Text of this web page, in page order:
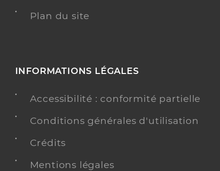
Plan du site
INFORMATIONS LÉGALES
Accessibilité : conformité partielle
Conditions générales d'utilisation
Crédits
Mentions légales